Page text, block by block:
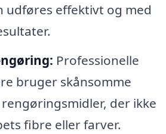
udføres effektivt og med
Professionelle
bruger skånsomme
der ikke
fibre eller farver.